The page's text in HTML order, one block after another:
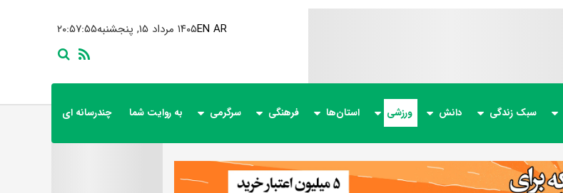
۲۰:۵۷:۵۶ ۱۴۰۵ مرداد ۱۵, پنجشنبهEN AR
سبک زندگی دانش ورزشی استان‌ها فرهنگی سرگرمی به روایت شما چندرسانه ای